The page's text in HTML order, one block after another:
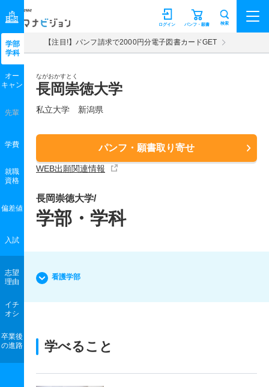
マナビジョン パンフ・願書
ログイン 検索
【注目!】パンフ請求で2000円分電子図書カードGET
ながおかすとく
長岡崇徳大学
私立大学 新潟県
パンフ・願書取り寄せ
WEB出願関連情報
学部
学科
オー
キャン
先輩
学費
就職
資格
偏差値
入試
志望
理由
イチ
オシ
卒業後
の進路
長岡崇徳大学/
学部・学科
看護学部
学べること